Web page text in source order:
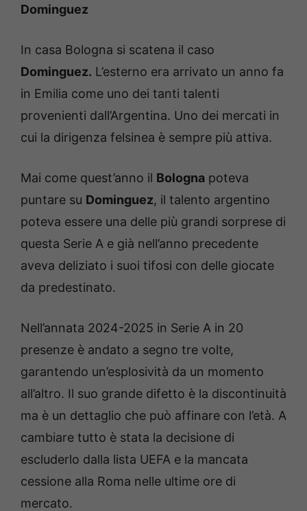
Dominguez
In casa Bologna si scatena il caso
Dominguez. L’esterno era arrivato un anno fa
in Emilia come uno dei tanti talenti
provenienti dall’Argentina. Uno dei mercati in
cui la dirigenza felsinea è sempre più attiva.
Mai come quest’anno il Bologna poteva
puntare su Dominguez, il talento argentino
poteva essere una delle più grandi sorprese di
questa Serie A e già nell’anno precedente
aveva deliziato i suoi tifosi con delle giocate
da predestinato.
Nell’annata 2024-2025 in Serie A in 20
presenze è andato a segno tre volte,
garantendo un’esplosività da un momento
all’altro. Il suo grande difetto è la discontinuità
ma è un dettaglio che può affinare con l’età. A
cambiare tutto è stata la decisione di
escluderlo dalla lista UEFA e la mancata
cessione alla Roma nelle ultime ore di
mercato.